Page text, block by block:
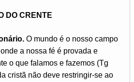
DO CRENTE
O mundo é o nosso campo
a nossa fé é provada e
o que falamos e fazemos (Tg
cristã não deve restringir-se ao